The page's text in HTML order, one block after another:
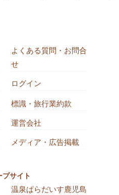
よくある質問・お問合
せ
ログイン
標識・旅行業約款
運営会社
メディア・広告掲載
プサイト
温泉ぱらだいす鹿児島